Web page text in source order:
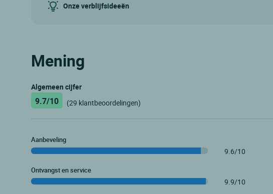
Onze verblijfsideeën
Mening
Algemeen cijfer
9.7/10 (29 klantbeoordelingen)
Aanbeveling
9.6/10
Ontvangst en service
9.9/10